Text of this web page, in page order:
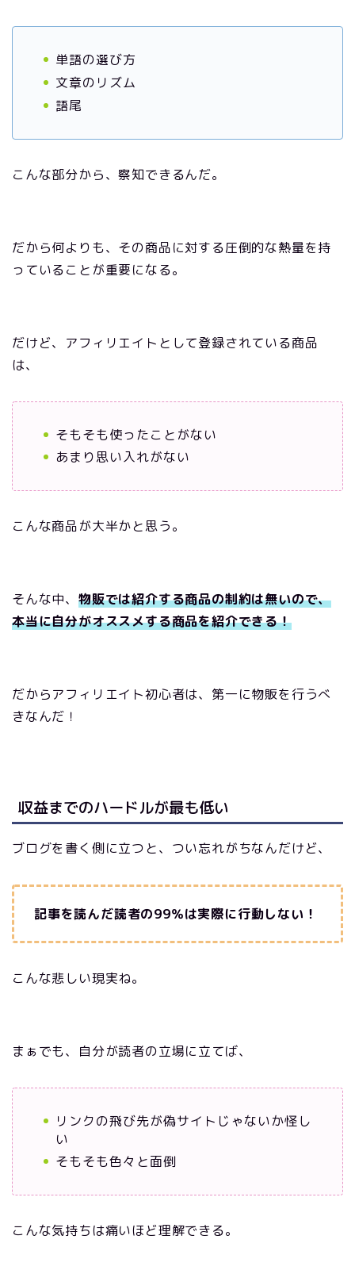
単語の選び方
文章のリズム
語尾
こんな部分から、察知できるんだ。
だから何よりも、その商品に対する圧倒的な熱量を持
っていることが重要になる。
だけど、アフィリエイトとして登録されている商品
は、
そもそも使ったことがない
あまり思い入れがない
こんな商品が大半かと思う。
そんな中、 物販では紹介する商品の制約は無いので、
本当に自分がオススメする商品を紹介できる！
だからアフィリエイト初心者は、第一に物販を行うべ
きなんだ！
収益までのハードルが最も低い
ブログを書く側に立つと、つい忘れがちなんだけど、
記事を読んだ読者の99％は実際に行動しない！
こんな悲しい現実ね。
まぁでも、自分が読者の立場に立てば、
リンクの飛び先が偽サイトじゃないか怪し
い
そもそも色々と面倒
こんな気持ちは痛いほど理解できる。